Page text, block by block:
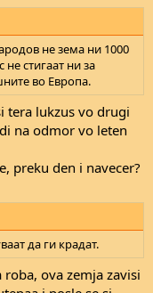
не зема ни 1000
не стигаат ни за
во Европа.
tera lukzus vo drugi
na odmor vo leten
preku den i navecer?
да ги крадат.
ova zemja zavisi